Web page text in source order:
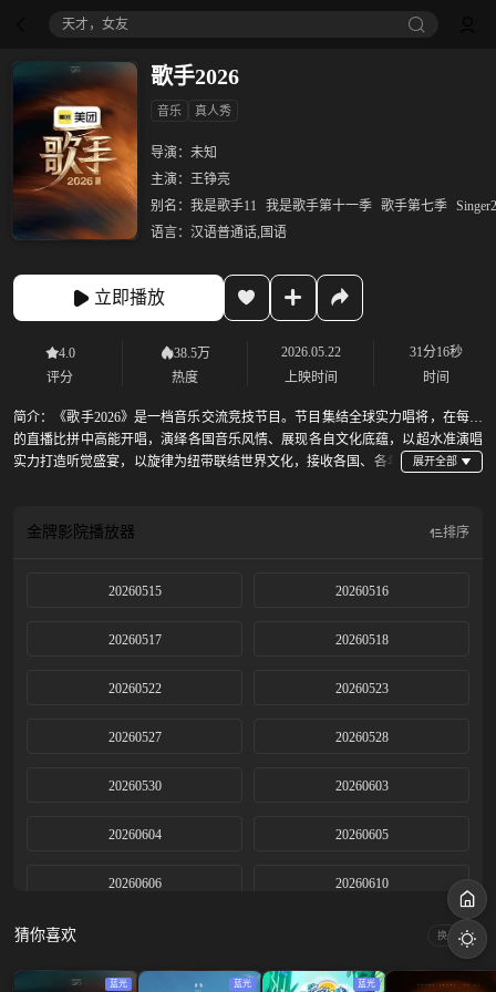
天才，女友
歌手2026
音乐 真人秀
导演： 未知
主演： 王铮亮
别名： 我是歌手11 我是歌手第十一季 歌手第七季
语言： 汉语普通话,国语
立即播放
4.0
评分
38.5万
热度
2026.05.22
上映时间
31分16秒
时间
简介：
《歌手2026》是一档音乐交流竞技节目。节目集结全球实力唱将，在每周
的直播比拼中高能开唱，演绎各国音乐风情、展现各自文化底蕴，以超水准演唱
实力打造听觉盛宴，以旋律为纽带联结世界文化，接收各国、各年
金牌影院播放器 排序
20260515 20260516
20260517 20260518
20260522 20260523
20260527 20260528
20260530 20260603
20260604 20260605
20260606 20260610
20260613 20260617
猜你喜欢 换一换
蓝光 蓝光 蓝光